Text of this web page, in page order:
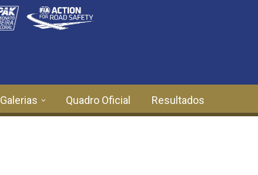
Galerias Quadro Oficial Resultados